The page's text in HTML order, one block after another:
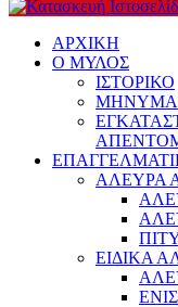
ΑΡΧΙΚΗ
Ο ΜΥΛΟΣ
ΙΣΤΟΡΙΚΟ
ΜΗΝΥΜΑ
ΑΛΕΥΡΑ
ΕΙΔΙΚΑ